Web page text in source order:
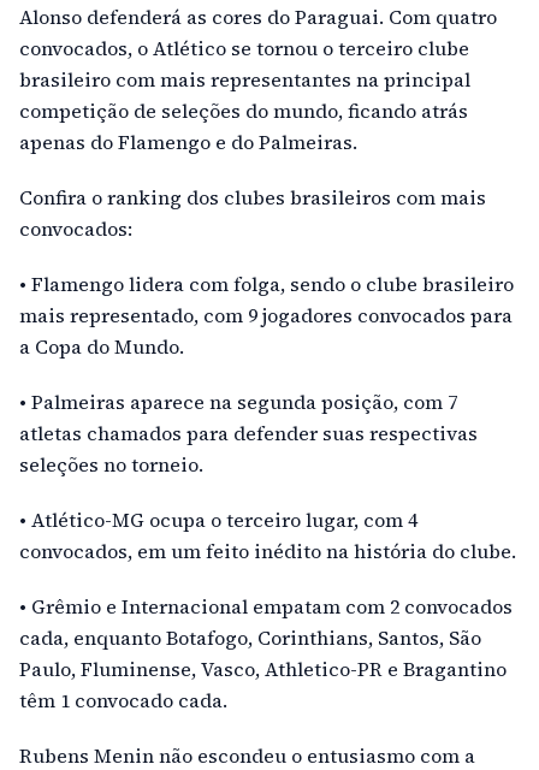
Alonso defenderá as cores do Paraguai. Com quatro
convocados, o Atlético se tornou o terceiro clube
brasileiro com mais representantes na principal
competição de seleções do mundo, ficando atrás
apenas do Flamengo e do Palmeiras.
Confira o ranking dos clubes brasileiros com mais
convocados:
• Flamengo lidera com folga, sendo o clube brasileiro
mais representado, com 9 jogadores convocados para
a Copa do Mundo.
• Palmeiras aparece na segunda posição, com 7
atletas chamados para defender suas respectivas
seleções no torneio.
• Atlético-MG ocupa o terceiro lugar, com 4
convocados, em um feito inédito na história do clube.
• Grêmio e Internacional empatam com 2 convocados
cada, enquanto Botafogo, Corinthians, Santos, São
Paulo, Fluminense, Vasco, Athletico-PR e Bragantino
têm 1 convocado cada.
Rubens Menin não escondeu o entusiasmo com a